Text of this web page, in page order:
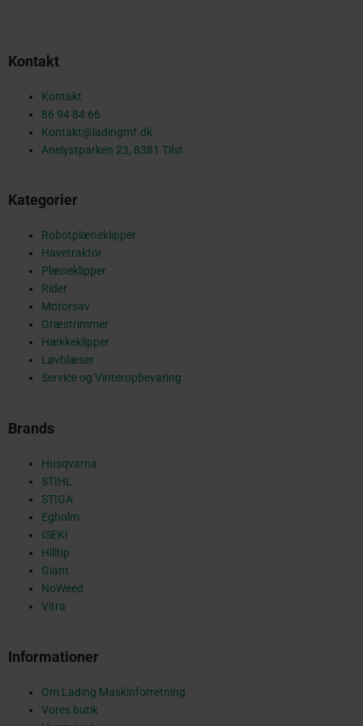
b
k
a
Kontakt
Kontakt
86 94 84 66
Kontakt@ladingmf.dk
Anelystparken 23, 8381 Tilst
Kategorier
Robotplæneklipper
Havetraktor
Plæneklipper
Rider
Motorsav
Græstrimmer
Hækkeklipper
Løvblæser
Service og Vinteropbevaring
Brands
Husqvarna
STIHL
STIGA
Egholm
ISEKI
Hilltip
Giant
NoWeed
Vitra
Informationer
Om Lading Maskinforretning
Vores butik